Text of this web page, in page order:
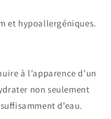
et hypoallergéniques.
à l’apparence d’un
non seulement
d’eau.